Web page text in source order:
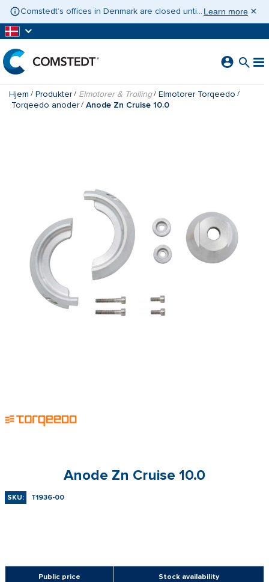
Comstedt’s offices in Denmark are closed until 10 August 2026. If you need assistance, please contact Contact Sweden on +46 31 775 65 30. Learn more ×
Hjem Produkter Elmotorer & Trolling
Elmotorer Torqeedo
Torqeedo anoder
Anode Zn Cruise 10.0
Anode Zn Cruise 10.0
SKU: T1936-00
Public price Stock availability